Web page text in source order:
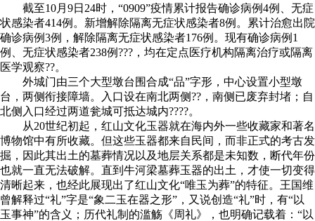
截至10月9日24时，“0909”疫情累计报告确诊病例4例、无症
状感染者414例。新增解除隔离无症状感染者8例。累计治愈出院
确诊病例3例，解除隔离无症状感染者176例。现有确诊病例1
例、无症状感染者238例???，均在定点医疗机构隔离治疗或隔离
医学观察??。
外城门由三个大型墩台围合成“品”字形，中心设置小型墩
台，两侧衔接障墙。入口设在南北两侧??，南侧已废弃封堵；自
北侧入口经过两道瓮城可抵达城内????。
从20世纪初起，红山文化玉器就在海内外一些收藏家和著名
博物馆中有所收藏。但这些玉器都来自民间，而非正式的考古发
掘，因此其出土的墓葬情况以及地层关系都是未知数，断代年份
也就一直无法破解。直到牛河梁墓葬玉器的出土，才使一切变得
清晰起来，也经此展现出了红山文化“唯玉为葬”的特征。王国维
曾解释过“礼”字是“象二玉在器之形”，又说创造“礼”时，有“以
玉事神”的含义；历代礼制的滥觞《周礼》，也明确记载着：“以